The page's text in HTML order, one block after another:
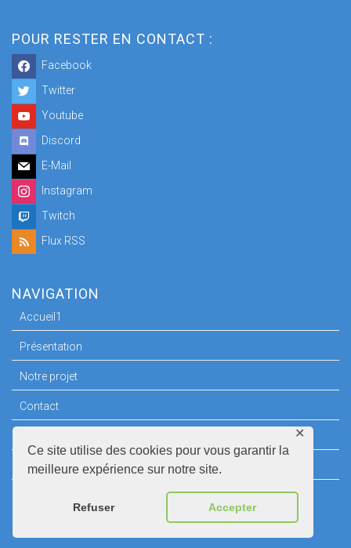
Ce site utilise des cookies pour vous garantir la
meilleure expérience sur notre site.
Refuser Accepter
✕
POUR RESTER EN CONTACT :
Facebook
Twitter
Youtube
Discord
E-Mail
Instagram
Twitch
Flux RSS
NAVIGATION
Accueil1
Présentation
Notre projet
Contact
Mentions légales